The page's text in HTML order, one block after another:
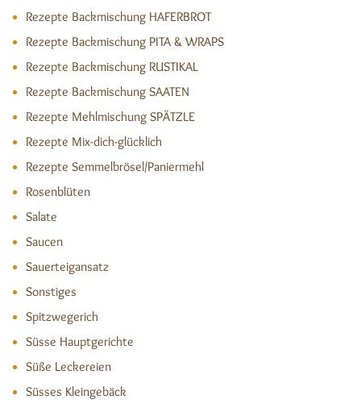
Rezepte Backmischung HAFERBROT
Rezepte Backmischung PITA & WRAPS
Rezepte Backmischung RUSTIKAL
Rezepte Backmischung SAATEN
Rezepte Mehlmischung SPÄTZLE
Rezepte Mix-dich-glücklich
Rezepte Semmelbrösel/Paniermehl
Rosenblüten
Salate
Saucen
Sauerteigansatz
Sonstiges
Spitzwegerich
Süsse Hauptgerichte
Süße Leckereien
Süsses Kleingebäck